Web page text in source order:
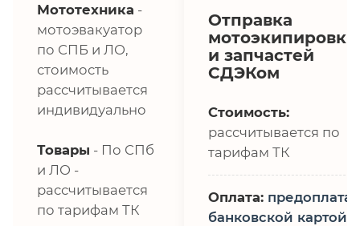
Мототехника -
мотоэвакуатор
по СПБ и ЛО,
стоимость
рассчитывается
индивидуально
Товары - По СПб
и ЛО -
рассчитывается
по тарифам ТК
Отправка
мотоэкипировки
и запчастей
СДЭКом
Стоимость:
рассчитывается по
тарифам ТК
Оплата: предоплата,
банковской картой